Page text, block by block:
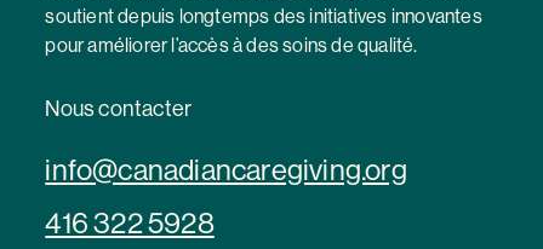
soutient depuis longtemps des initiatives innovantes
pour améliorer l’accès à des soins de qualité.
Nous contacter
info@canadiancaregiving.org
416 322 5928